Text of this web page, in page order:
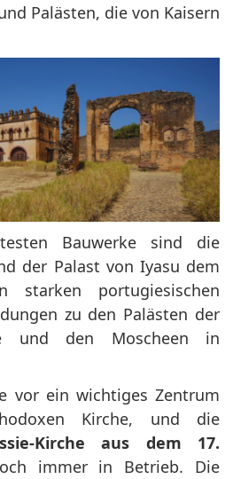
Palästen, die von Kaisern
Bauwerke sind die
der Palast von Iyasu dem
starken portugiesischen
zu den Palästen der
und den Moscheen in
vor ein wichtiges Zentrum
Kirche, und die
Kirche aus dem 17.
immer in Betrieb. Die